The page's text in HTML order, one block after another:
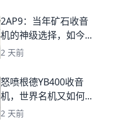
2AP9：当年矿石收音
机的神级选择，如今...
2 天前
怒喷根德YB400收音
机，世界名机又如何...
2 天前